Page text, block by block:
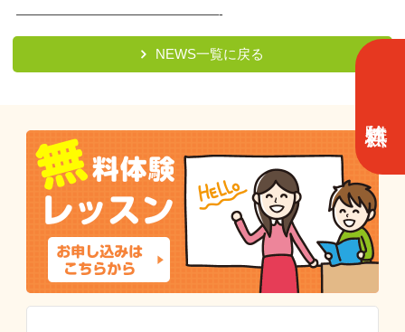
————————————————-
NEWS一覧に戻る